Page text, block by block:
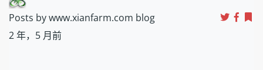
Posts by www.xianfarm.com blog
2 年，5 月前